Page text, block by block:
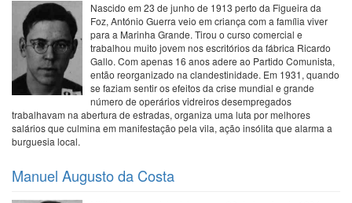
Nascido em 23 de junho de 1913 perto da Figueira da
Foz, António Guerra veio em criança com a família viver
para a Marinha Grande. Tirou o curso comercial e
trabalhou muito jovem nos escritórios da fábrica Ricardo
Gallo. Com apenas 16 anos adere ao Partido Comunista,
então reorganizado na clandestinidade. Em 1931, quando
se faziam sentir os efeitos da crise mundial e grande
número de operários vidreiros desempregados
trabalhavam na abertura de estradas, organiza uma luta por melhores
salários que culmina em manifestação pela vila, ação insólita que alarma a
burguesia local.
Manuel Augusto da Costa